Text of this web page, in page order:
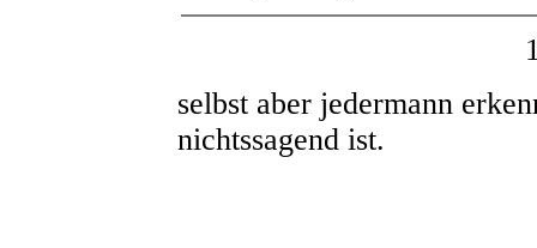
selbst aber jedermann
nichtssagend ist.